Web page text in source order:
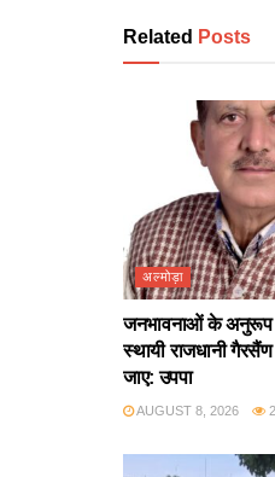
Related Posts
अल्मोड़ा
जनभावनाओं के अनुरूप
स्थायी राजधानी
जाए: उपपा
AUGUST 8, 2026 2